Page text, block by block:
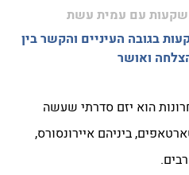
עם עמית עשת
בגובה העיניים והקשר בין
ואושר
השנים האחרונות הוא יזם סדרתי שעשה
ביניהם איירונסורס,